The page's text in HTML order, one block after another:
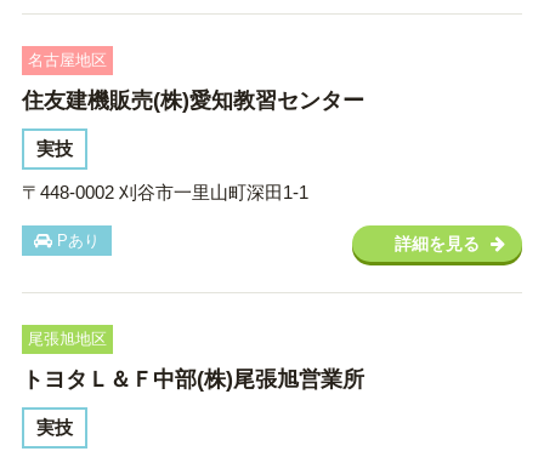
名古屋地区
住友建機販売(株)愛知教習センター
実技
〒448-0002 刈谷市一里山町深田1-1
Pあり 詳細を見る
尾張旭地区
トヨタＬ＆Ｆ中部(株)尾張旭営業所
実技